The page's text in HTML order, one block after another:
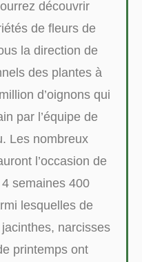
découvrir
de fleurs de
la direction de
des plantes à
d’oignons qui
par l’équipe de
Les nombreux
l’occasion de
semaines 400
lesquelles de
narcisses
printemps ont